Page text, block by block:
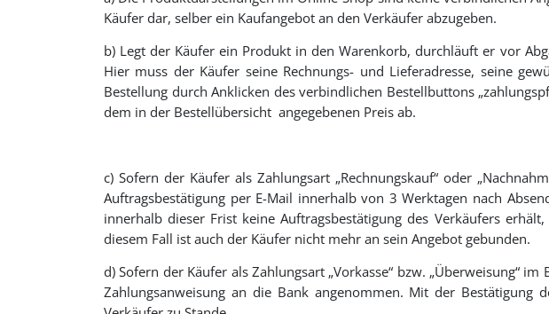
Käufer dar, selber ein Kaufangebot an den Verkäufer abzugeben.
b) Legt der Käufer ein Produkt in den Warenkorb, durchläuft er vor
Hier muss der Käufer seine Rechnungs- und Lieferadresse, seine
Bestellung durch Anklicken des verbindlichen Bestellbuttons
dem in der Bestellübersicht angegebenen Preis ab.
c) Sofern der Käufer als Zahlungsart „Rechnungskauf“ oder
Auftragsbestätigung per E-Mail innerhalb von 3 Werktagen nach
innerhalb dieser Frist keine Auftragsbestätigung des Verkäufers
diesem Fall ist auch der Käufer nicht mehr an sein Angebot gebunden.
d) Sofern der Käufer als Zahlungsart „Vorkasse“ bzw. „Überweisung“
Zahlungsanweisung an die Bank angenommen. Mit der